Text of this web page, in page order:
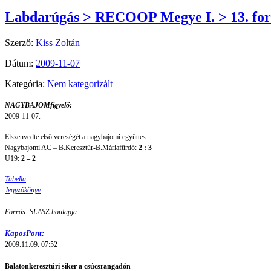
Labdarúgás > RECOOP Megye I. > 13.
Szerző: Kiss Zoltán
Dátum: 2009-11-07
Kategória: Nem kategorizált
NAGYBAJOMfigyelő:
2009-11-07.
Elszenvedte első vereségét a nagybajomi együttes
Nagybajomi AC – B.Keresztúr-B.Máriafürdő: 2 : 3
U19: 2 – 2
Tabella
Jegyzőkönyv
Forrás: SLASZ honlapja
KaposPont:
2009.11.09. 07:52
Balatonkeresztúri siker a csúcsrangadón